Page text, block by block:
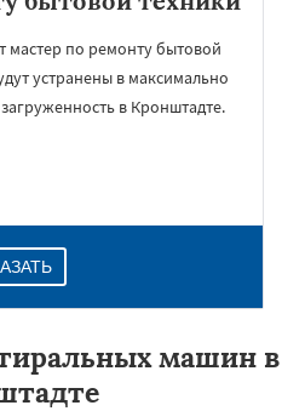
мастер по ремонту бытовой
устранены в максимально
в Кронштадте.
машин в